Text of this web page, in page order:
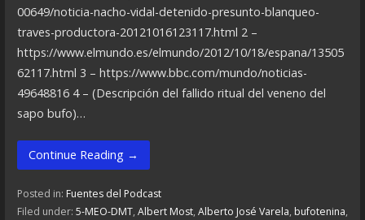
00649/noticia-nacho-vidal-detenido-presunto-blanqueo-
traves-productora-20121016123117.html 2 –
https://www.elmundo.es/elmundo/2012/10/18/espana/13505
62117.html 3 – https://www.bbc.com/mundo/noticias-
49648816 4 – (Descripción del fallido ritual del veneno del
sapo bufo)…
Continue Reading →
Posted in: Fuentes del Podcast
Filed under: 5-MEO-DMT, Albert Most, Alberto José Varela, bufotenina,